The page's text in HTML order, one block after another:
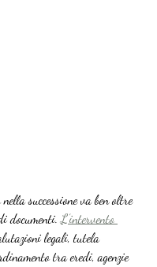
successione va ben oltre
documenti. L’intervento
legali, tutela
tra eredi, agenzie